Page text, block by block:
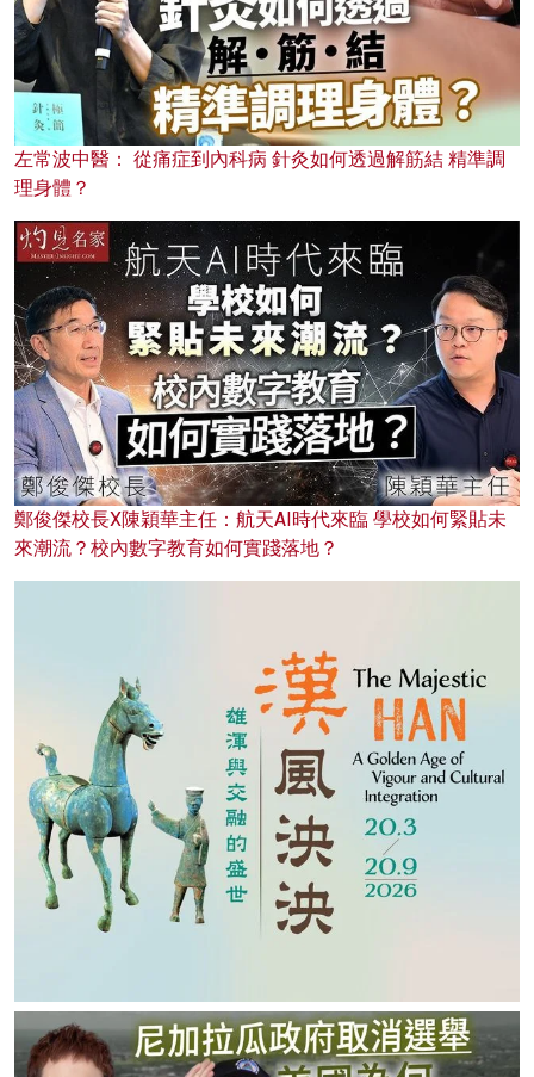
左常波中醫： 從痛症到內科病 針灸如何透過解筋結 精準調
理身體？
鄭俊傑校長X陳穎華主任：航天AI時代來臨 學校如何緊貼未
來潮流？校內數字教育如何實踐落地？